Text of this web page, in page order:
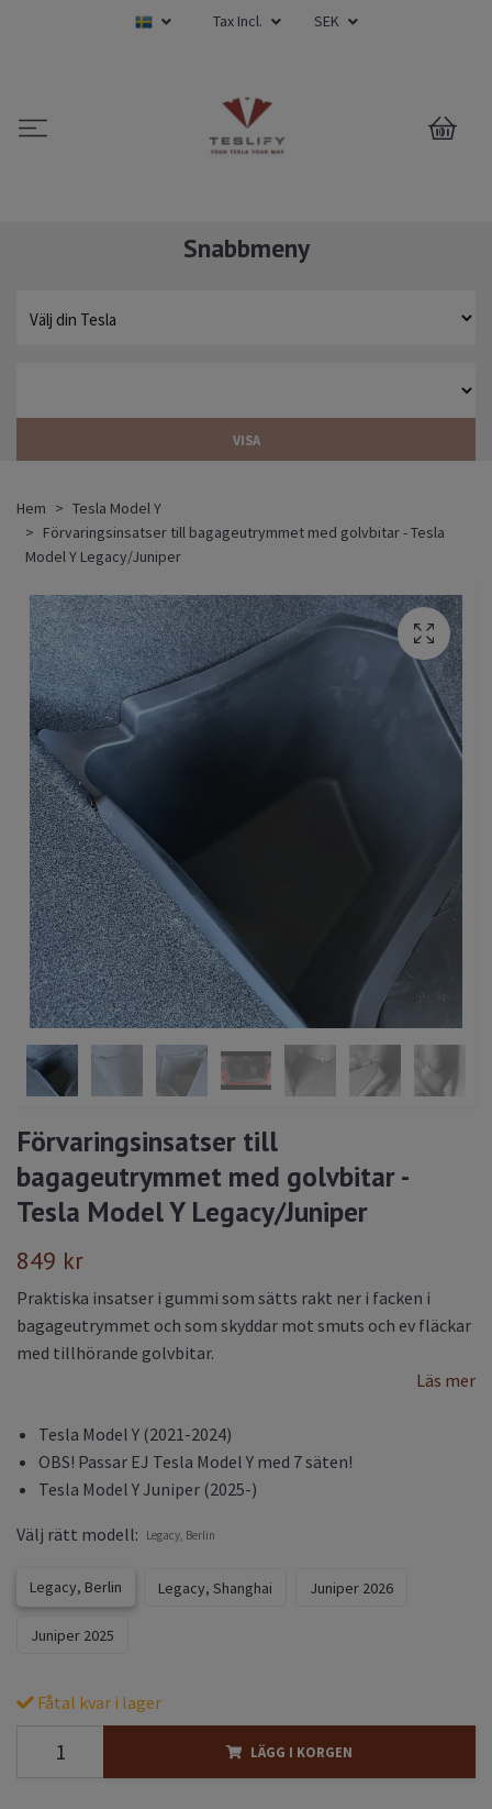
Tax Incl. SEK
0
Snabbmeny
VISA
Hem
Tesla Model Y
Förvaringsinsatser till bagageutrymmet med golvbitar - Tesla
Model Y Legacy/Juniper
Förvaringsinsatser till
bagageutrymmet med golvbitar -
Tesla Model Y Legacy/Juniper
849 kr
Praktiska insatser i gummi som sätts rakt ner i facken i
bagageutrymmet och som skyddar mot smuts och ev fläckar
med tillhörande golvbitar.
Läs mer
Tesla Model Y (2021-2024)
OBS! Passar EJ Tesla Model Y med 7 säten!
Tesla Model Y Juniper (2025-)
Välj rätt modell: Legacy, Berlin
Legacy, Berlin Legacy, Shanghai Juniper 2026
Juniper 2025
Fåtal kvar i lager
LÄGG I KORGEN